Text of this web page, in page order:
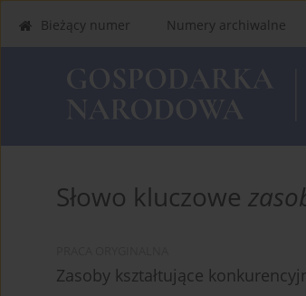
Bieżący numer Numery archiwalne
Słowo kluczowe
Zasoby kształtujące